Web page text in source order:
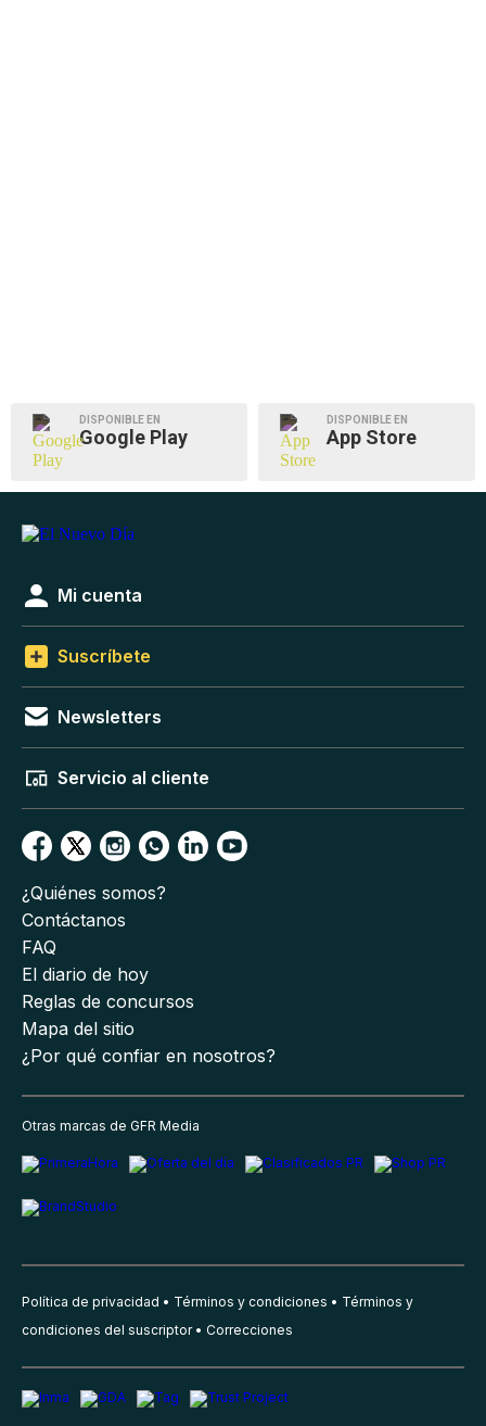
DISPONIBLE EN
Google Play
DISPONIBLE EN
App Store
Mi cuenta
Suscríbete
Newsletters
Servicio al cliente
¿Quiénes somos?
Contáctanos
FAQ
El diario de hoy
Reglas de concursos
Mapa del sitio
¿Por qué confiar en nosotros?
Otras marcas de GFR Media
Política de privacidad Términos y condiciones
Términos y
condiciones del suscriptor
Correcciones